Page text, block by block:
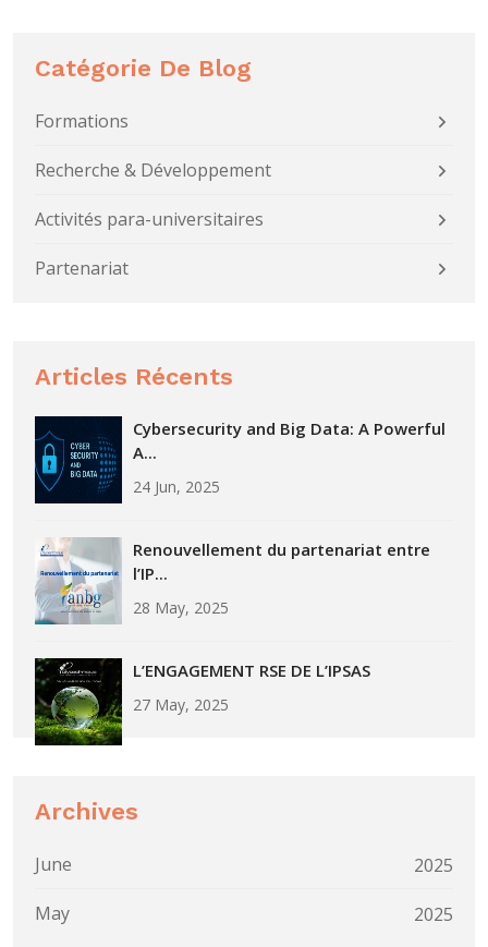
Catégorie De Blog
Formations
Recherche & Développement
Activités para-universitaires
Partenariat
Articles Récents
Cybersecurity and Big Data: A Powerful
A...
24 Jun, 2025
Renouvellement du partenariat entre
l’IP...
28 May, 2025
L’ENGAGEMENT RSE DE L’IPSAS
27 May, 2025
Archives
June
2025
May
2025